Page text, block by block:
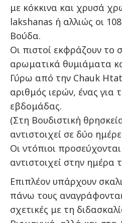
με κόκκινα και χρυσά
lakshanas ή αλλιώς οι
Βούδα.
Οι πιστοί εκφράζουν το
αρωματικά θυμιάματα
Γύρω από την Chauk
αριθμός ιερών, ένας για
εβδομάδας.
(Στη Βουδιστική
αντιστοιχεί σε δύο
Οι ντόπιοι
αντιστοιχεί στην ημέρα
Επιπλέον υπάρχουν
πάνω τους
σχετικές με τη